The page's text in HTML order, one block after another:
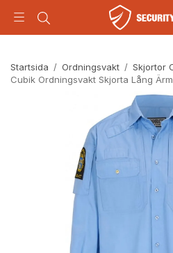
Startsida / Ordningsvakt / Skjortor
Cubik Ordningsvakt Skjorta Lång